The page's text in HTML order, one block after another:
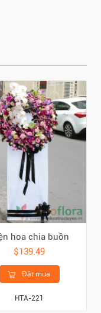
hoa chia buồn
$139.49
Đặt mua
HTA-221